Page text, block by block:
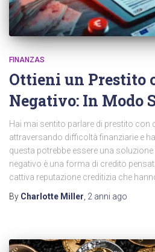
FINANZAS
Ottieni un Prestito
Negativo: In Modo
Hai mai sentito parlare di prestito con
attraversando difficoltà finanziarie e
questa potrebbe essere una
negativo è una forma di credito
cattiva reputazione creditizia che
By Charlotte Miller 2 anni ago